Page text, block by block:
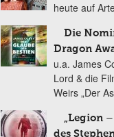
heute auf
Die
Dragon
u.a. James
Lord & die
Weirs „Der
„Legion
des